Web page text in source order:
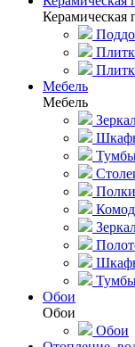
Керамическая
Мебель
Мебель
Полки
Обои
Обои
Обои